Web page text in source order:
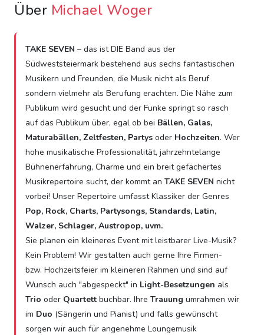
Über Michael Woger
TAKE SEVEN – das ist DIE Band aus der
Südweststeiermark bestehend aus sechs fantastischen
Musikern und Freunden, die Musik nicht als Beruf
sondern vielmehr als Berufung erachten. Die Nähe zum
Publikum wird gesucht und der Funke springt so rasch
auf das Publikum über, egal ob bei Bällen, Galas,
Maturabällen, Zeltfesten, Partys oder Hochzeiten. Wer
hohe musikalische Professionalität, jahrzehntelange
Bühnenerfahrung, Charme und ein breit gefächertes
Musikrepertoire sucht, der kommt an TAKE SEVEN nicht
vorbei! Unser Repertoire umfasst Klassiker der Genres
Pop, Rock, Charts, Partysongs, Standards, Latin,
Walzer, Schlager, Austropop, uvm.
Sie planen ein kleineres Event mit leistbarer Live-Musik?
Kein Problem! Wir gestalten auch gerne Ihre Firmen-
bzw. Hochzeitsfeier im kleineren Rahmen und sind auf
Wunsch auch "abgespeckt" in Light-Besetzungen als
Trio oder Quartett buchbar. Ihre Trauung umrahmen wir
im Duo (Sängerin und Pianist) und falls gewünscht
sorgen wir auch für angenehme Loungemusik